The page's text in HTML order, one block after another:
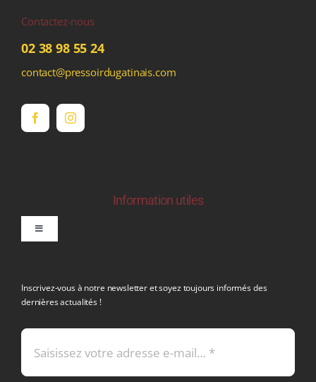
Contactez-nous
02 38 98 55 24
contact@pressoirdugatinais.com
Information utiles
Toggle
Mentions légales
Inscrivez-vous à notre newsletter et soyez toujours informés des
dernières actualités !